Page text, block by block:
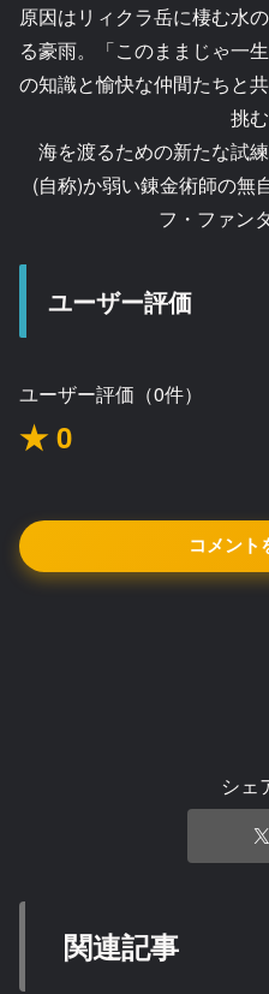
原因はリィクラ岳に棲む水
る豪雨。「このままじゃ一
の知識と愉快な仲間たちと
挑
海を渡るための新たな試
(自称)か弱い錬金術師の無
フ・ファン
ユーザー評価
ユーザー評価（0件）
★ 0
コメント
シェ
関連記事